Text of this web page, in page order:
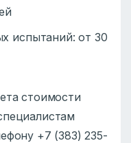
испытаний: от 30
стоимости
+7 (383) 235-